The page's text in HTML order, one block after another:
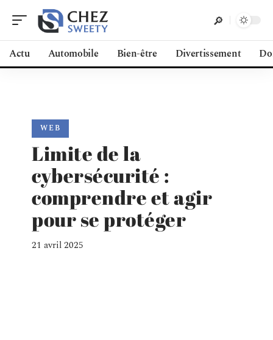
Actu Automobile Bien-être Divertissement
WEB
Limite de la
cybersécurité :
comprendre et agir
pour se protéger
21 avril 2025